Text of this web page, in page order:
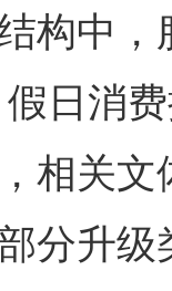
构中
日消
相关
分升